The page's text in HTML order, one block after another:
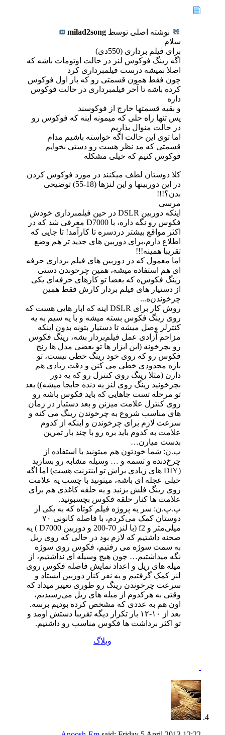
نوشته اصلی توسط milad2song
سلام
برای فیلم برداری (550دی)
اگه رینگ فوکوس لنز در حالت اوتومات باشه که
اصلا نمیشه درست فیلمبرداری کرد
چون فقط همون قسمتی رو که بار اول فوکوس
کرده باشه تا آخر فیلمبرداری در حالت فوکوس
داره
و بقیه قسمتها خارج از فوکوسند
پس تنها راه حلی که میمونه اینه که فوکوس رو
در حالت منوال بذاریم
اما توی این حالت اگه خواسته باشیم مدام
قسمتی که مد نظر هست رو دستی بخوایم
فوکوس کنیم که خیلی مشکله
کلا دوستان لطف میکنند در مورد فوکوس کردن
در این دوربینها و این لنزها (18-55) توضیحی
بدن؟!!!
مرسی
اینکه دوربین DSLR در حین فیلمبرداری خودش
فکوس رو نگه داره، با D7000 معرفی شد که در
اکثر مواقع بیشتر دردسره تا کارآمد! تا جایی که
اطلاع دارم،‌برای دوربین های جدید تر هم وضع
تقریبا همینه!!!
اما معمول که در دوربین های فیلم برداری حرفه
ای هم استفاده میشه، همین چرخوندن دستی
رینگ فکوس‌ه که بعضا تو کارهای حرفه‌ای یکی
از دستیار های فیلم بردار کارش فقط همین
چرخوندن‌ه...
روش کار برای DSLR اینه که ابار هایی هست که
روی رینگ فکوس بسته میشه و با یه سیم به یه
کنترلر وصل میشه تا دستیار بتونه بدون اینکه
مزاحم آزادی عمل فیلم‌بردار بشه، رینگ فکوس
رو بچرخونه (این ابزار ها تو بعضی مدل ها رنج
فکوس رو که روی خود رینگ خطی نیست، تو
بازه محدودی خطی می کنن و دقت زیادی هم
دارن (مثلا رینگ روی کنترل رو که یه دور
بچرخونید رینگ روی لنز یه دنده جابجا میشه)) بعد
تو مرحله تست جاهایی که باید فکوس باشه رو
روی کنترل علامت میزنن و بعد دستیار در زمان
های مناسب شروع به چرخوندن رینگ می کنه و
سرعت لازم برای چرخوندن و اینکه از کدوم
علامت به کدوم باید بره رو با چند بار تمرین
بدست میارن…
پ.ن: شما خودتون هم میتونید با استفاده از
چرخ‌دنده و تسمه و … وسیله مشابه رو بسازید
(DIY های زیادی براش تو اینترنت هست) اما اگه
خیلی عجله ای باشه، میتونید با چسب یه علامت
روی رینگ فلش بزنید و یه حلقه کاغذی هم برای
علامت ها کنار حلقه فکوس بچسبونید.
پ.پ.ن: سر یه پروژه فیلم کوتاه که به یکی از
دوستان کمک می‌کردم، با فاصله کانونی ۷۰
میلی‌متر و f2 (با لنز 70-200 و دوربین D7000 ) یه
صحنه داشتیم که لازم بود در حالی که روی ریل
به سمت سوژه می رفتیم، فکوس روی سوژه
نگه میداشتیم… چون هیچ وسیله ای نداشتیم، از
میله های ریل و اعداد نمایش فاصله فکوس روی
لنز کمک گرفتیم و یه نفر کنار دوربین ایستاد و
سرعت چرخوندن رینگ رو طوری تغییر میداد که
وقتی به هرکدوم از میله های ریل می‌رسیدیم،
اون هم به عددی که مشخص کرده بودیم برسه.
بعد از ۱۰-۱۲ بار تکرار دیگه تقریبا دستش اومد و
تو اکثر برداشت ها فکوس مناسب رو داشتیم.
وبلاگ